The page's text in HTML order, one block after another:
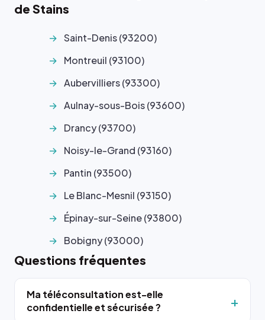
de Stains
Saint-Denis (93200)
Montreuil (93100)
Aubervilliers (93300)
Aulnay-sous-Bois (93600)
Drancy (93700)
Noisy-le-Grand (93160)
Pantin (93500)
Le Blanc-Mesnil (93150)
Épinay-sur-Seine (93800)
Bobigny (93000)
Questions fréquentes
Ma téléconsultation est-elle
confidentielle et sécurisée ?